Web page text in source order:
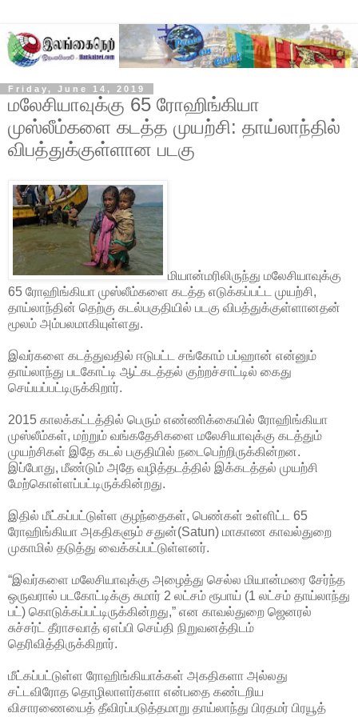
Friday, June 14, 2019
மலேசியாவுக்கு 65 ரோஹிங்கியா
முஸ்லீம்களை கடத்த முயற்சி: தாய்லாந்தில்
விபத்துக்குள்ளான படகு
மியான்மரிலிருந்து மலேசியாவுக்கு
65 ரோஹிங்கியா முஸ்லீம்களை கடத்த எடுக்கப்பட்ட முயற்சி,
தாய்லாந்தின் தெற்கு கடல்பகுதியில் படகு விபத்துக்குள்ளானதன்
மூலம் அம்பலமாகியுள்ளது.
இவர்களை கடத்துவதில் ஈடுபட்ட சங்கோம் பப்ஹான் என்னும்
தாய்லாந்து படகோட்டி ஆட்கடத்தல் குற்றச்சாட்டில் கைது
செய்யப்பட்டிருக்கிறார்.
2015 காலக்கட்டத்தில் பெரும் எண்ணிக்கையில் ரோஹிங்கியா
முஸ்லீம்கள், மற்றும் வங்கதேசிகளை மலேசியாவுக்கு கடத்தும்
முயற்சிகள் இதே கடல் பகுதியில் நடைபெற்றிருக்கின்றன.
இப்போது, மீண்டும் அதே வழித்தடத்தில் இக்கடத்தல் முயற்சி
மேற்கொள்ளப்பட்டிருக்கின்றது.
இதில் மீட்கப்பட்டுள்ள குழந்தைகள், பெண்கள் உள்ளிட்ட 65
ரோஹிங்கியா அகதிகளும் சதுன்(Satun) மாகாண காவல்துறை
முகாமில் தடுத்து வைக்கப்பட்டுள்ளனர்.
“இவர்களை மலேசியாவுக்கு அழைத்து செல்ல மியான்மரை சேர்ந்த
ஒருவரால் படகோட்டிக்கு சுமார் 2 லட்சம் ரூபாய் (1 லட்சம் தாய்லாந்து
பட்) கொடுக்கப்பட்டிருக்கின்றது,” என காவல்துறை ஜெனரல்
சுச்சர்ட் தீராசவாத் ஏஎப்பி செய்தி நிறுவனத்திடம்
தெரிவித்திருக்கிறார்.
மீட்கப்பட்டுள்ள ரோஹிங்கியாக்கள் அகதிகளா அல்லது
சட்டவிரோத தொழிலாளர்களா என்பதை கண்டறிய
விசாரணையைத் தீவிரப்படுத்தமாறு தாய்லாந்து பிரதமர் பிரயூத்